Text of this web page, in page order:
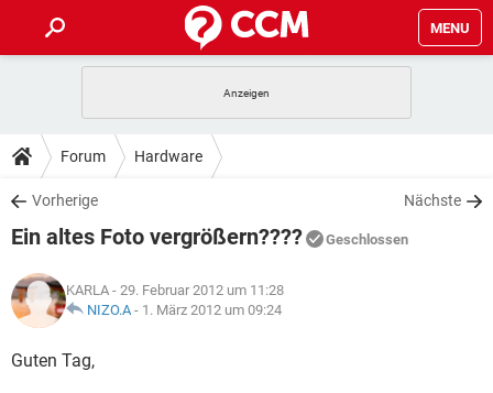
MENU
ANDROID
WINDOWS 10
WHATSAPP TIKTOK
FACEBOOK
TIPPS & TRICKS
SPIELE
WHATSAPP TIKTOK
FACEBOOK
DOWNLOADS
SPIELE STREAMING
ANDROID
WINDOWS 10 INSTAGRAM
WHATSAPP
SPIELE STREAMING
ANDROID
WINDOWS 10
LEXIKON
SPIELE
Forum Hardware
Vorherige Nächste
Ein altes Foto vergrößern???? Geschlossen
KARLA - 29. Februar 2012 um 11:28
NIZO.A- 1. März 2012 um 09:24
Guten Tag,